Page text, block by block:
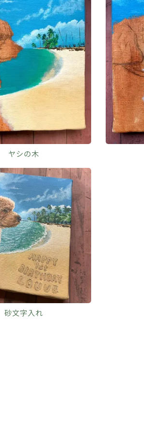
ヤシの木
砂文字入れ